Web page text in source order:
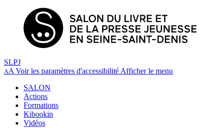
SLPJ
AA Voir les paramètres d'accessibilité Afficher le menu
SALON
Actions
Formations
Kibookin
Vidéos